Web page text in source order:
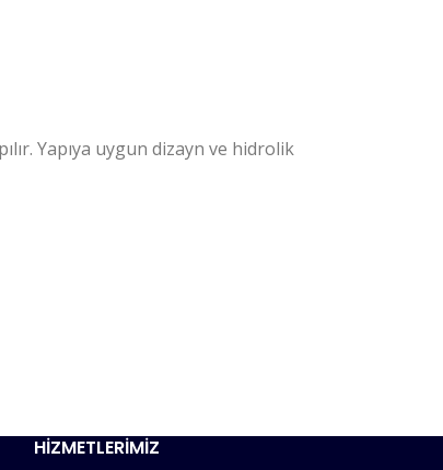
Yapıya uygun dizayn ve hidrolik
HİZMETLERİMİZ